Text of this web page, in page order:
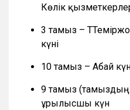
Көлік
3 тамыз –
күні
10 тамыз – Абай
9 тамыз (тамыздың
Құрылысшы күн